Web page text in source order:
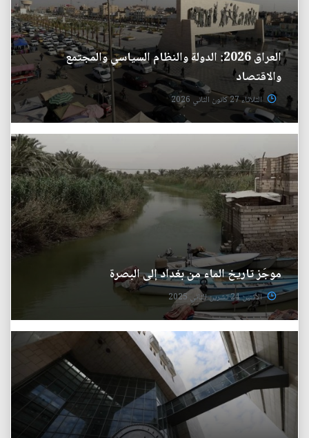
العراق 2026: الدولة والنظام السياسي والمجتمع
والاقتصاد
الثلاثاء 27 كانون الثاني 2026
موجَز تاريخ الماء من بغداد إلى البصرة
الأثنين 24 تشرين الثاني 2025